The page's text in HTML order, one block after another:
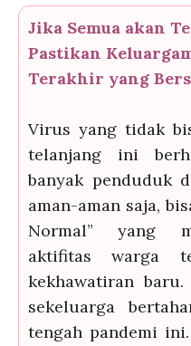
Jika Semua akan
Pastikan
Terakhir yang
Virus yang tidak
telanjang ini
banyak penduduk
aman-aman saja,
Normal” yang
aktifitas warga
kekhawatiran
sekeluarga
tengah pandemi